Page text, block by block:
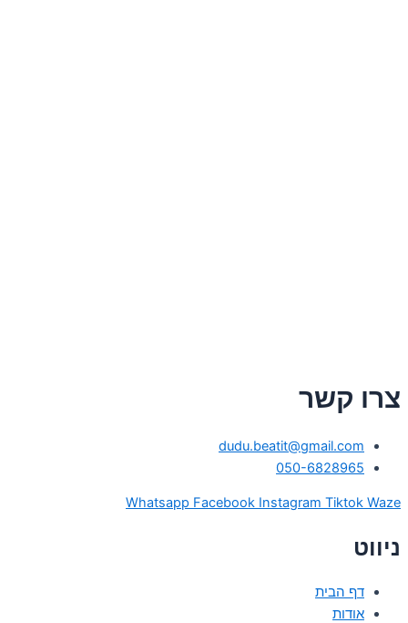
צרו קשר
dudu.beatit@gmail.com
050-6828965
Whatsapp Facebook Instagram Tiktok Waze
ניווט
דף הבית
אודות